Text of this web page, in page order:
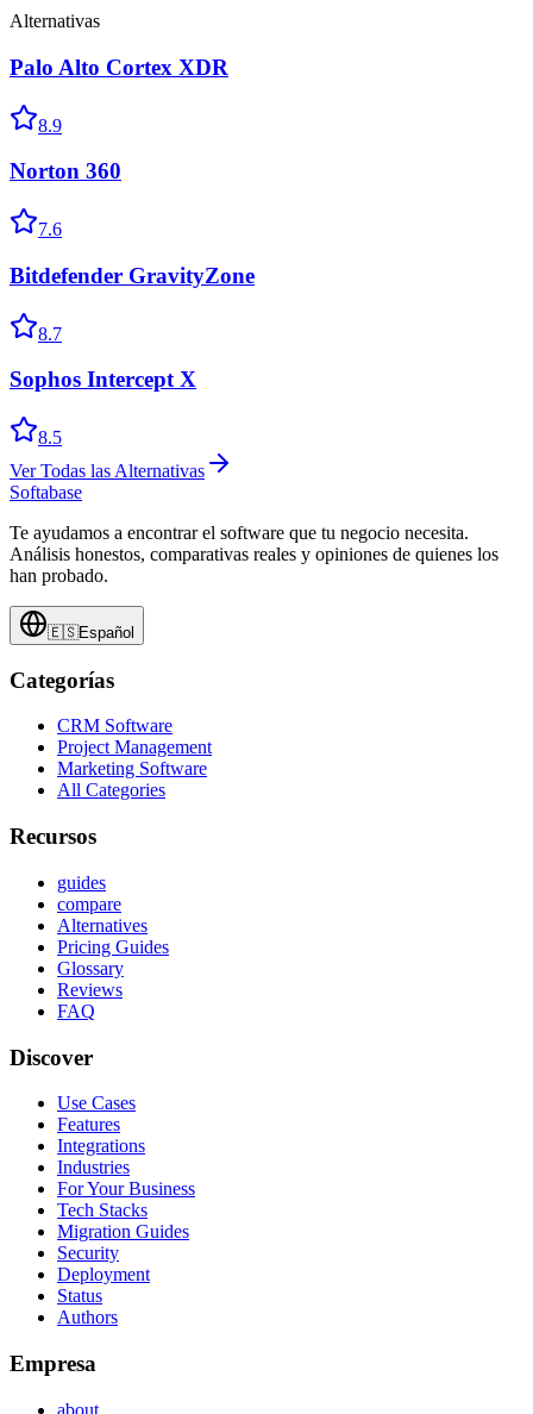
Alternativas
Palo Alto Cortex XDR
8.9
Norton 360
7.6
Bitdefender GravityZone
8.7
Sophos Intercept X
8.5
Ver Todas las Alternativas
Softabase
Te ayudamos a encontrar el software que tu negocio necesita.
Análisis honestos, comparativas reales y opiniones de quienes los
han probado.
🇪🇸Español
Categorías
CRM Software
Project Management
Marketing Software
All Categories
Recursos
guides
compare
Alternatives
Pricing Guides
Glossary
Reviews
FAQ
Discover
Use Cases
Features
Integrations
Industries
For Your Business
Tech Stacks
Migration Guides
Security
Deployment
Status
Authors
Empresa
about